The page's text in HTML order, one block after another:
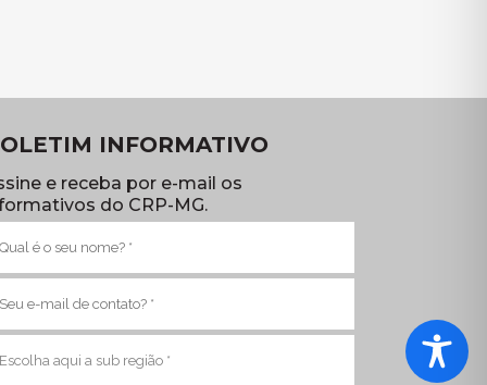
INFORMATIVO
e receba por e-mail os
do CRP-MG.